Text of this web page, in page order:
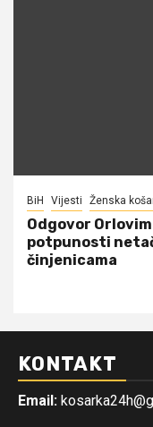
BiH Vijesti Ženska
Odgovor
potpunosti
činjenicama
KONTAKT
Email: